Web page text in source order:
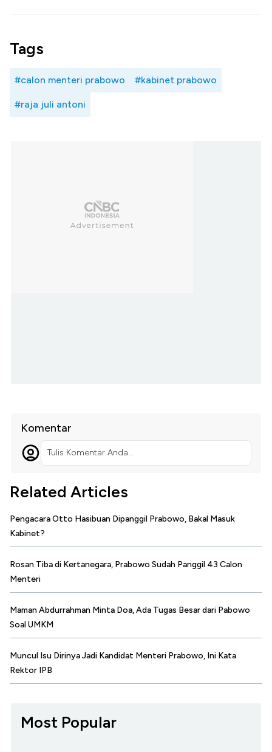
Tags
#calon menteri prabowo #kabinet prabowo
#raja juli antoni
Komentar
Tulis Komentar Anda...
Related Articles
Pengacara Otto Hasibuan Dipanggil Prabowo, Bakal Masuk
Kabinet?
Rosan Tiba di Kertanegara, Prabowo Sudah Panggil 43 Calon
Menteri
Maman Abdurrahman Minta Doa, Ada Tugas Besar dari Pabowo
Soal UMKM
Muncul Isu Dirinya Jadi Kandidat Menteri Prabowo, Ini Kata
Rektor IPB
Most Popular